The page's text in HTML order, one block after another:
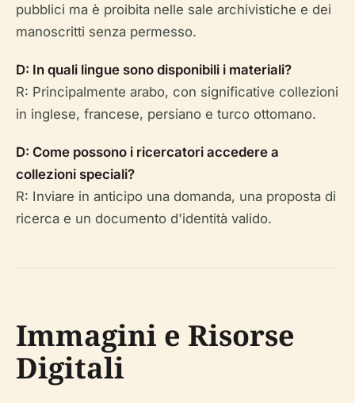
pubblici ma è proibita nelle sale archivistiche e dei
manoscritti senza permesso.
D: In quali lingue sono disponibili i materiali?
R: Principalmente arabo, con significative collezioni
in inglese, francese, persiano e turco ottomano.
D: Come possono i ricercatori accedere a
collezioni speciali?
R: Inviare in anticipo una domanda, una proposta di
ricerca e un documento d'identità valido.
Immagini e Risorse
Digitali